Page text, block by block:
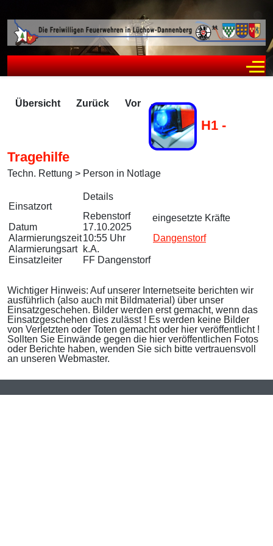
Übersicht Zurück Vor
H1 -
Tragehilfe
Techn. Rettung > Person in Notlage
Einsatzort
Details
Rebenstorf
Datum
17.10.2025
Alarmierungszeit10:55 Uhr
Alarmierungsart
k.A.
Einsatzleiter
FF Dangenstorf
eingesetzte Kräfte
Dangenstorf
Wichtiger Hinweis: Auf unserer Internetseite berichten wir
ausführlich (also auch mit Bildmaterial) über unser
Einsatzgeschehen. Bilder werden erst gemacht, wenn das
Einsatzgeschehen dies zulässt ! Es werden keine Bilder
von Verletzten oder Toten gemacht oder hier veröffentlicht !
Sollten Sie Einwände gegen die hier veröffentlichen Fotos
oder Berichte haben, wenden Sie sich bitte vertrauensvoll
an unseren Webmaster.